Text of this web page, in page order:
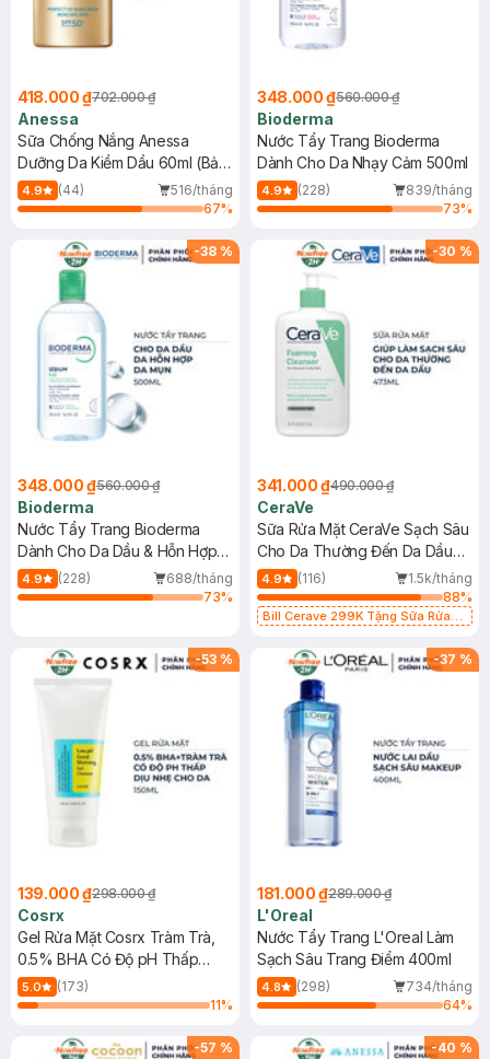
418.000 ₫702.000 ₫
Anessa
Sữa Chống Nắng Anessa
Dưỡng Da Kiềm Dầu 60ml (Bản
Mới)
4.9 (44)
516/tháng
67%
348.000 ₫560.000 ₫
Bioderma
Nước Tẩy Trang Bioderma
Dành Cho Da Nhạy Cảm 500ml
4.9 (228)
839/tháng
73%
-38 %
348.000 ₫560.000 ₫
Bioderma
Nước Tẩy Trang Bioderma
Dành Cho Da Dầu & Hỗn Hợp
500ml
4.9 (228)
688/tháng
73%
-30 %
341.000 ₫490.000 ₫
CeraVe
Sữa Rửa Mặt CeraVe Sạch Sâu
Cho Da Thường Đến Da Dầu
473ml
4.9 (116)
1.5k/tháng
88%
Bill Cerave 299K Tặng Sữa Rửa
-53 %
139.000 ₫298.000 ₫
Cosrx
Gel Rửa Mặt Cosrx Tràm Trà,
0.5% BHA Có Độ pH Thấp
150ml
5.0
(173)
11%
-37 %
181.000 ₫289.000 ₫
L'Oreal
Nước Tẩy Trang L'Oreal Làm
Sạch Sâu Trang Điểm 400ml
4.8 (298)
734/tháng
64%
-57 % -40 %